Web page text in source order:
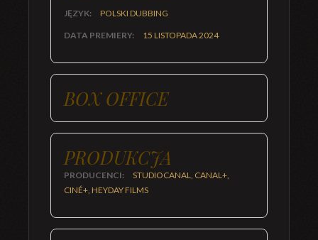
JĘZYK: POLSKI DUBBING
DATA PREMIERY: 15 LISTOPADA 2024
BOX OFFICE
PRODUKCJA
PRODUCENCI:
STUDIOCANAL, CANAL+,
CINÉ+, HEYDAY FILMS